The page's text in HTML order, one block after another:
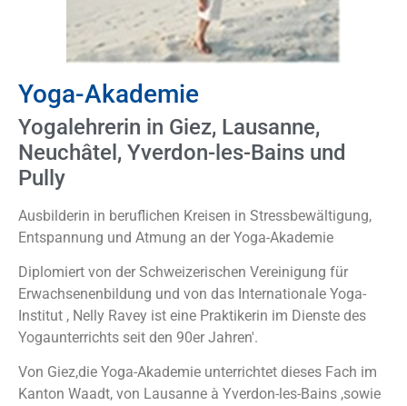
Yoga-Akademie
Yogalehrerin in Giez, Lausanne,
Neuchâtel, Yverdon-les-Bains und
Pully
Ausbilderin in beruflichen Kreisen in Stressbewältigung,
Entspannung und Atmung an der Yoga-Akademie
Diplomiert von der Schweizerischen Vereinigung für
Erwachsenenbildung und von das Internationale Yoga-
Institut , Nelly Ravey ist eine Praktikerin im Dienste des
Yogaunterrichts seit den 90er Jahren′.
Von Giez,die Yoga-Akademie unterrichtet dieses Fach im
Kanton Waadt, von Lausanne à Yverdon-les-Bains ,sowie